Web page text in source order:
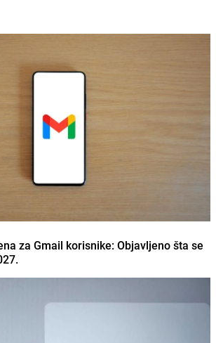
za Gmail korisnike: Objavljeno šta se